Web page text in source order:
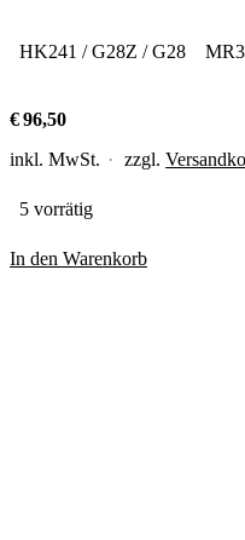
HK241 / G28Z / G28
€96,50
inkl. MwSt.
zzgl.
5 vorrätig
In den Warenkorb